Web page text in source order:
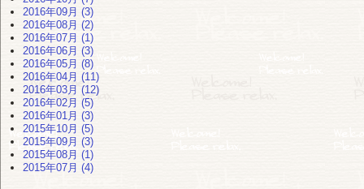
2016年09月 (3)
2016年08月 (2)
2016年07月 (1)
2016年06月 (3)
2016年05月 (8)
2016年04月 (11)
2016年03月 (12)
2016年02月 (5)
2016年01月 (3)
2015年10月 (5)
2015年09月 (3)
2015年08月 (1)
2015年07月 (4)